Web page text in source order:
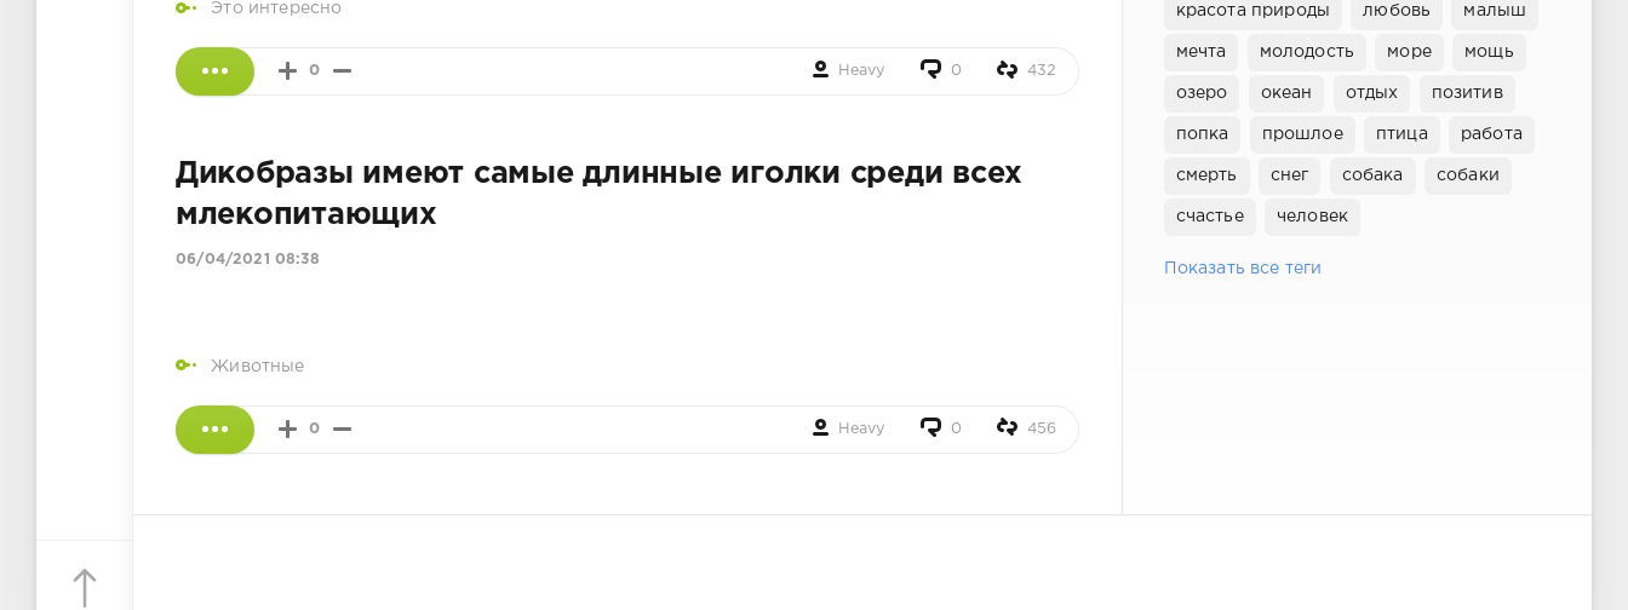
Это интересно
0 Heavy 0 432
Дикобразы имеют самые длинные иголки среди всех
млекопитающих
06/04/2021 08:38
Животные
0 Heavy 0 456
красота природы любовь малыш
мечта молодость море мощь
озеро океан отдых позитив
попка прошлое птица работа
смерть снег собака собаки
счастье человек
Показать все теги